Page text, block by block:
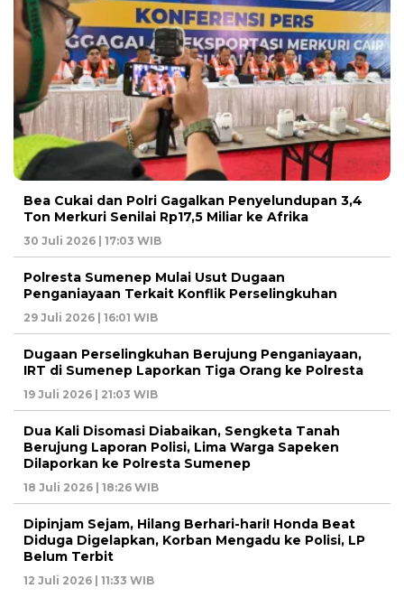
Bea Cukai dan Polri Gagalkan Penyelundupan 3,4
Ton Merkuri Senilai Rp17,5 Miliar ke Afrika
30 Juli 2026 | 17:03 WIB
Polresta Sumenep Mulai Usut Dugaan
Penganiayaan Terkait Konflik Perselingkuhan
29 Juli 2026 | 16:01 WIB
Dugaan Perselingkuhan Berujung Penganiayaan,
IRT di Sumenep Laporkan Tiga Orang ke Polresta
19 Juli 2026 | 21:03 WIB
Dua Kali Disomasi Diabaikan, Sengketa Tanah
Berujung Laporan Polisi, Lima Warga Sapeken
Dilaporkan ke Polresta Sumenep
18 Juli 2026 | 18:26 WIB
Dipinjam Sejam, Hilang Berhari-hari! Honda Beat
Diduga Digelapkan, Korban Mengadu ke Polisi, LP
Belum Terbit
12 Juli 2026 | 11:33 WIB